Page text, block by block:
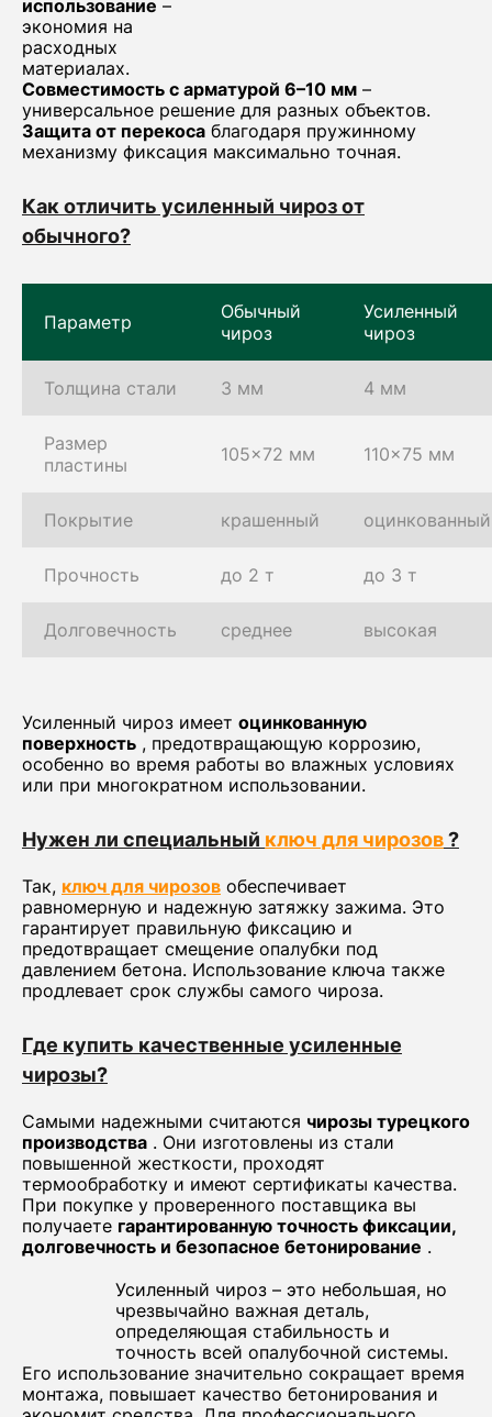
использование –
экономия на
расходных
материалах.
Совместимость с арматурой 6–10 мм –
универсальное решение для разных объектов.
Защита от перекоса благодаря пружинному
механизму фиксация максимально точная.
Как отличить усиленный чироз от
обычного?
Параметр
Обычный
чироз
Усиленный
чироз
Толщина стали 3 мм 4 мм
Размер
пластины
105×72 мм 110×75 мм
Покрытие крашенный оцинкованный
Прочность до 2 т до 3 т
Долговечность среднее высокая
Усиленный чироз имеет оцинкованную
поверхность , предотвращающую коррозию,
особенно во время работы во влажных условиях
или при многократном использовании.
Нужен ли специальный ключ для чирозов?
Так, ключ для чирозов обеспечивает
равномерную и надежную затяжку зажима. Это
гарантирует правильную фиксацию и
предотвращает смещение опалубки под
давлением бетона. Использование ключа также
продлевает срок службы самого чироза.
Где купить качественные усиленные
чирозы?
Самыми надежными считаются чирозы турецкого
производства . Они изготовлены из стали
повышенной жесткости, проходят
термообработку и имеют сертификаты качества.
При покупке у проверенного поставщика вы
получаете гарантированную точность фиксации,
долговечность и безопасное бетонирование .
Усиленный чироз – это небольшая, но
чрезвычайно важная деталь,
определяющая стабильность и
точность всей опалубочной системы.
Его использование значительно сокращает время
монтажа, повышает качество бетонирования и